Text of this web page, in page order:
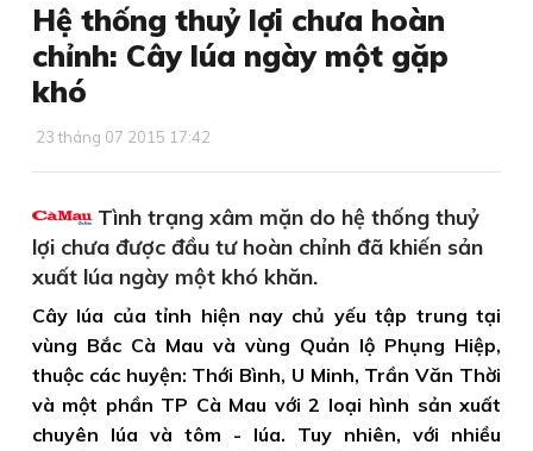
Hệ thống thuỷ lợi chưa hoàn
chỉnh: Cây lúa ngày một gặp
khó
23 tháng 07 2015 17:42
Tình trạng xâm mặn do hệ thống thuỷ
lợi chưa được đầu tư hoàn chỉnh đã khiến sản
xuất lúa ngày một khó khăn.
Cây lúa của tỉnh hiện nay chủ yếu tập trung tại
vùng Bắc Cà Mau và vùng Quản lộ Phụng Hiệp,
thuộc các huyện: Thới Bình, U Minh, Trần Văn Thời
và một phần TP Cà Mau với 2 loại hình sản xuất
chuyên lúa và tôm - lúa. Tuy nhiên, với nhiều